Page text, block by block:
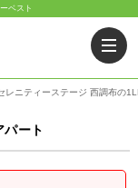
ベスト
レニティーステージ 西調布の
ート